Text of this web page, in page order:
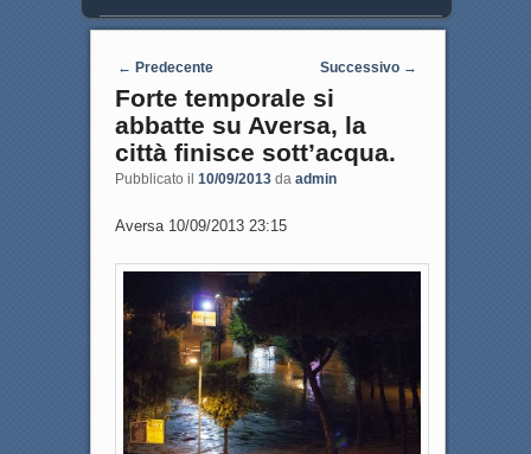
Navigazione articoli
← Predecente Successivo →
Forte temporale si
abbatte su Aversa, la
città finisce sott’acqua.
Pubblicato il 10/09/2013 da admin
Aversa 10/09/2013 23:15